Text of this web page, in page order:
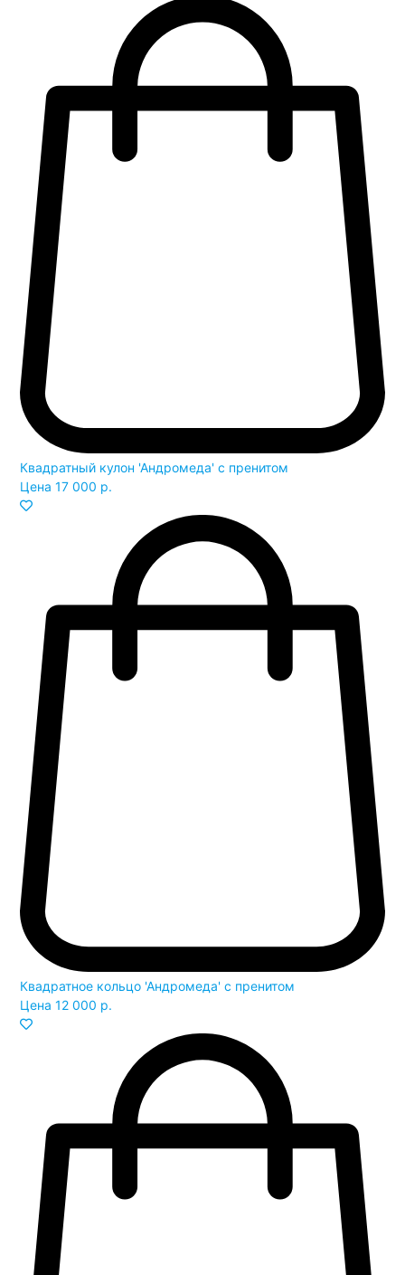
Квадратный кулон 'Андромеда' с пренитом
Цена 17 000 р.
Квадратное кольцо 'Андромеда' с пренитом
Цена 12 000 р.